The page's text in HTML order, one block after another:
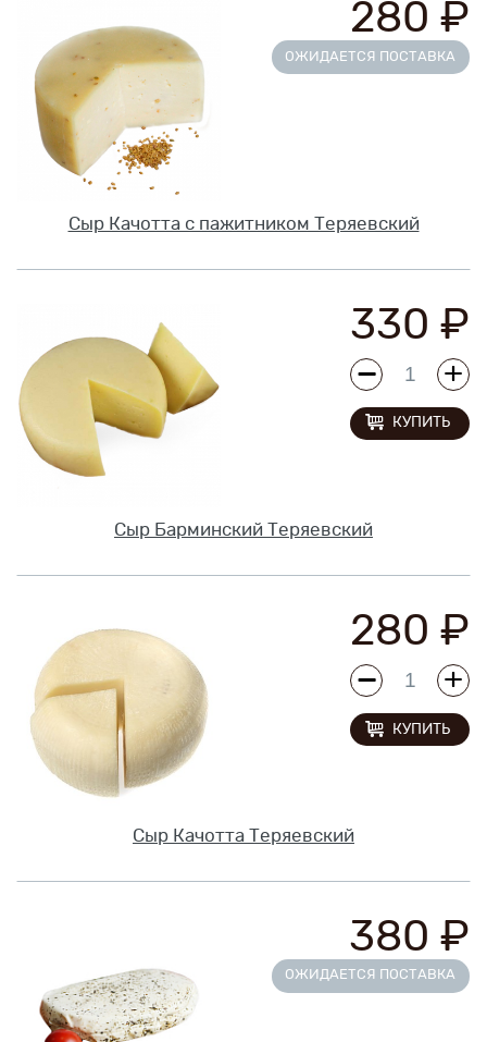
Сыр Качотта с пажитником Теряевский
280 ₽
ОЖИДАЕТСЯ ПОСТАВКА
Сыр Барминский Теряевский
330 ₽
КУПИТЬ
Сыр Качотта Теряевский
280 ₽
КУПИТЬ
380 ₽
ОЖИДАЕТСЯ ПОСТАВКА